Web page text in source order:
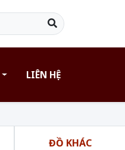
LIÊN HỆ
ĐỒ KHÁC